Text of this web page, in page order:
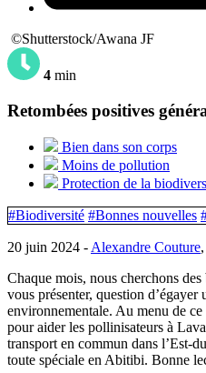
©Shutterstock/Awana JF
4 min
Retombées positives
Bien dans son corps
Moins de pollution
Protection de la
#Biodiversité #Bonnes nouvelles
20 juin 2024 -Alexandre Couture
Chaque mois, nous cherchons
vous présenter, question d’égayer
environnementale. Au menu de
pour aider les pollinisateurs à
transport en commun dans l’Est-
toute spéciale en Abitibi. Bonne